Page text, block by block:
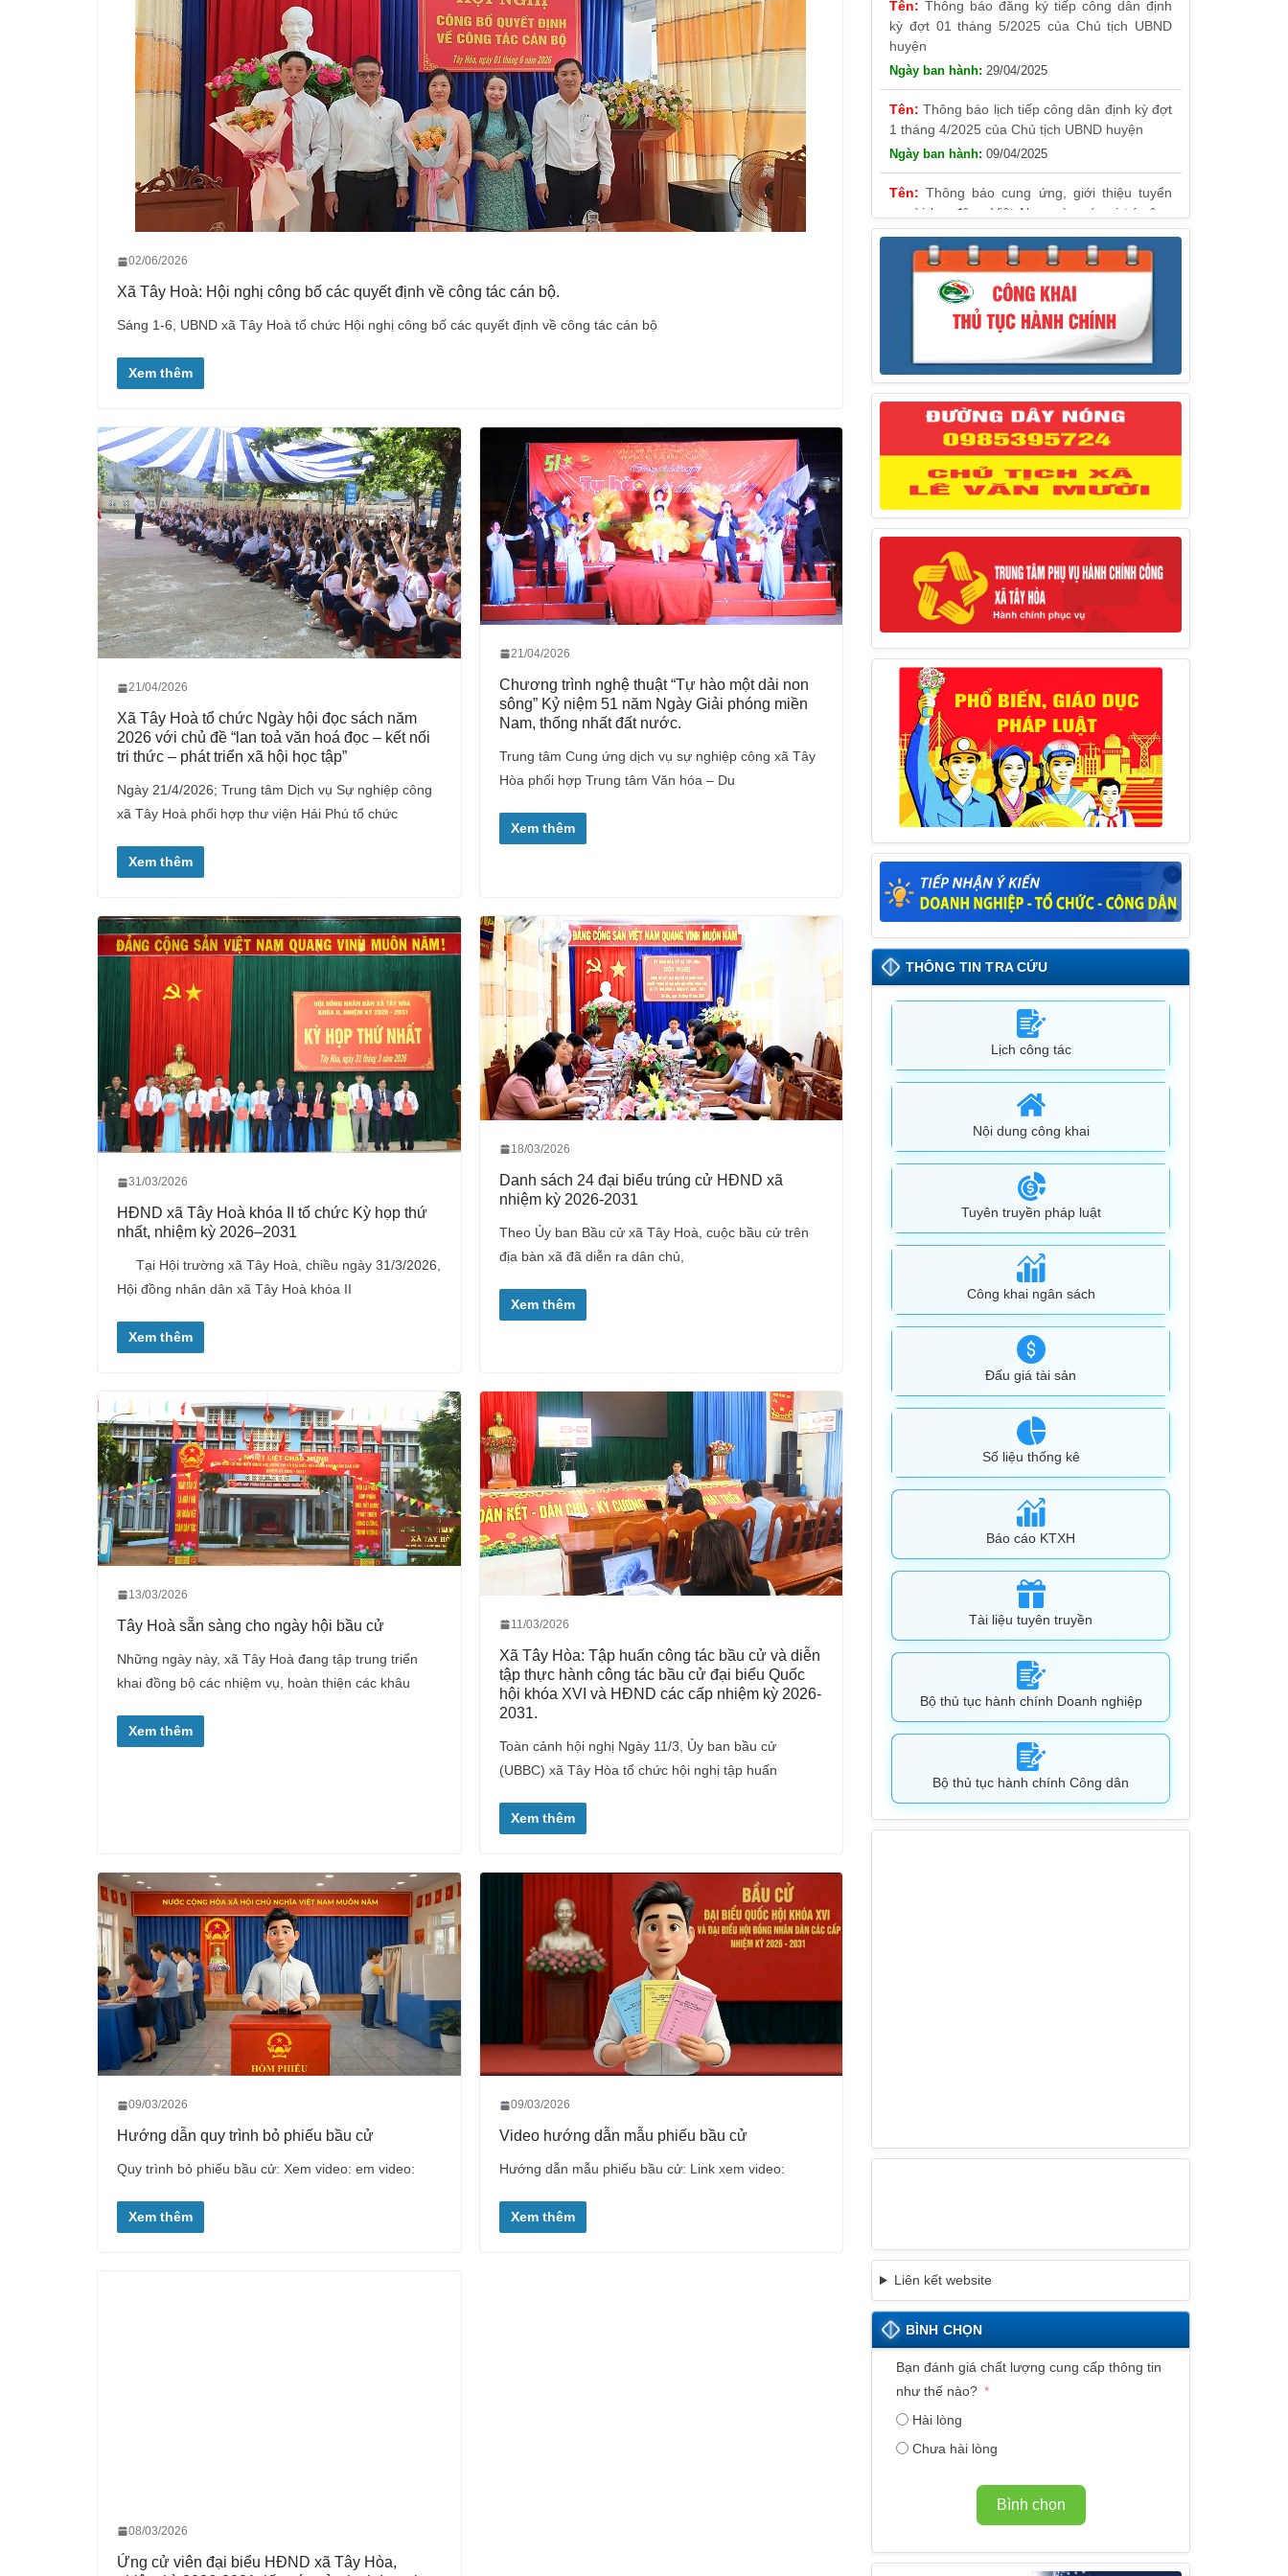
02/06/2026
Xã Tây Hoà: Hội nghị công bố các quyết định về công tác cán bộ.
Sáng 1-6, UBND xã Tây Hoà tổ chức Hội nghị công bố các quyết định về công tác cán bộ
Xem thêm
21/04/2026
Xã Tây Hoà tổ chức Ngày hội đọc sách năm
2026 với chủ đề “lan toả văn hoá đọc – kết nối
tri thức – phát triển xã hội học tập”
Ngày 21/4/2026; Trung tâm Dịch vụ Sự nghiệp công
xã Tây Hoà phối hợp thư viện Hải Phú tổ chức
Xem thêm
21/04/2026
Chương trình nghệ thuật “Tự hào một dải non
sông” Kỷ niệm 51 năm Ngày Giải phóng miền
Nam, thống nhất đất nước.
Trung tâm Cung ứng dịch vụ sự nghiệp công xã Tây
Hòa phối hợp Trung tâm Văn hóa – Du
Xem thêm
31/03/2026
HĐND xã Tây Hoà khóa II tổ chức Kỳ họp thứ
nhất, nhiệm kỳ 2026–2031
Tại Hội trường xã Tây Hoà, chiều ngày 31/3/2026,
Hội đồng nhân dân xã Tây Hoà khóa II
Xem thêm
18/03/2026
Danh sách 24 đại biểu trúng cử HĐND xã
nhiệm kỳ 2026-2031
Theo Ủy ban Bầu cử xã Tây Hoà, cuộc bầu cử trên
địa bàn xã đã diễn ra dân chủ,
Xem thêm
13/03/2026
Tây Hoà sẵn sàng cho ngày hội bầu cử
Những ngày này, xã Tây Hoà đang tập trung triển
khai đồng bộ các nhiệm vụ, hoàn thiện các khâu
Xem thêm
11/03/2026
Xã Tây Hòa: Tập huấn công tác bầu cử và diễn
tập thực hành công tác bầu cử đại biểu Quốc
hội khóa XVI và HĐND các cấp nhiệm kỳ 2026-
2031.
Toàn cảnh hội nghị Ngày 11/3, Ủy ban bầu cử
(UBBC) xã Tây Hòa tổ chức hội nghị tập huấn
Xem thêm
09/03/2026
Hướng dẫn quy trình bỏ phiếu bầu cử
Quy trình bỏ phiếu bầu cử: Xem video: em video:
Xem thêm
09/03/2026
Video hướng dẫn mẫu phiếu bầu cử
Hướng dẫn mẫu phiếu bầu cử: Link xem video:
Xem thêm
08/03/2026
Ứng cử viên đại biểu HĐND xã Tây Hòa,
29/04/2025
1 tháng 4/2025 của Chủ tịch UBND huyện
09/04/2025
Thông báo cung ứng, giới thiệu tuyển
người lao động Việt Nam vào các vị trí công
31/03/2025
Thông báo treo cờ Tổ quốc nhân kỷ
niệm 50 năm Ngày giải phóng tỉnh Phú Yên
(01/4/1975 – 01/4/2025)
28/03/2025
Thông báo giới thiệu, cung ứng lao động
Việt Nam cho Liên danh Hengtong
International Engineering Co.,Ltd
27/03/2025
Thông báo đăng ký tiếp công dân định
kỳ đợt 02 tháng 3/2025 của Chủ tịch UBND
huyện
12/03/2025
Thông báo lịch công tác của Chủ tịch,
các Phó Chủ tịch UBND huyện và Phó Chủ
tịch Hội đồng nhân dân huyện (Từ ngày
10/3/2025 – 14/3/2025)
Thông báo tổ chức thực hiện Cưỡng chế
buộc thực hiện biện pháp khắc phục hậu quả
trong lĩnh vực đất đai
17/06/2025
Thông báo đăng ký tiếp công dân định
kỳ đợt 01 tháng 6/2025 của Chủ tịch UBND
huyện
26/05/2025
Lịch tiếp công dân định kỳ đợt 1 tháng
5/2025 của Chủ tịch UBND huyện
THÔNG TIN TRA CỨU
Lịch công tác
Nội dung công khai
Tuyên truyền pháp luật
Công khai ngân sách
Đấu giá tài sản
Số liệu thống kê
Báo cáo KTXH
Tài liệu tuyên truyền
Bộ thủ tục hành chính Doanh nghiệp
Bộ thủ tục hành chính Công dân
Liên kết website
BÌNH CHỌN
Bạn đánh giá chất lượng cung cấp thông tin
như thế nào?
Hài lòng
Chưa hài lòng
Bình chọn